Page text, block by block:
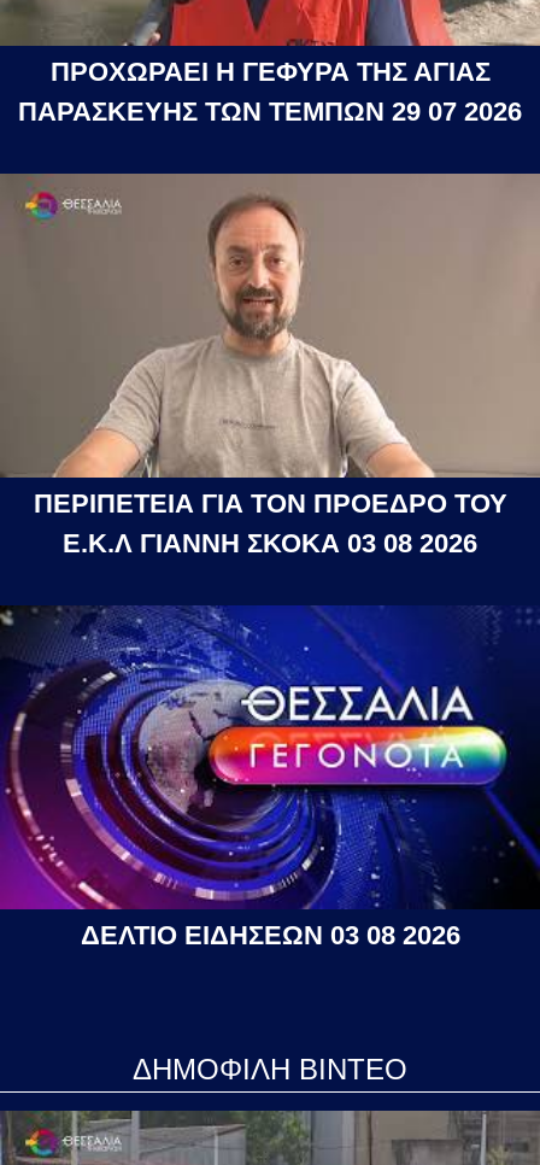
ΠΡΟΧΩΡΑΕΙ Η ΓΕΦΥΡΑ ΤΗΣ ΑΓΙΑΣ
ΠΑΡΑΣΚΕΥΗΣ ΤΩΝ ΤΕΜΠΩΝ 29 07 2026
ΠΕΡΙΠΕΤΕΙΑ ΓΙΑ ΤΟΝ ΠΡΟΕΔΡΟ ΤΟΥ
Ε.Κ.Λ ΓΙΑΝΝΗ ΣΚΟΚΑ 03 08 2026
ΔΕΛΤΙΟ ΕΙΔΗΣΕΩΝ 03 08 2026
ΔΗΜΟΦΙΛΗ ΒΙΝΤΕΟ